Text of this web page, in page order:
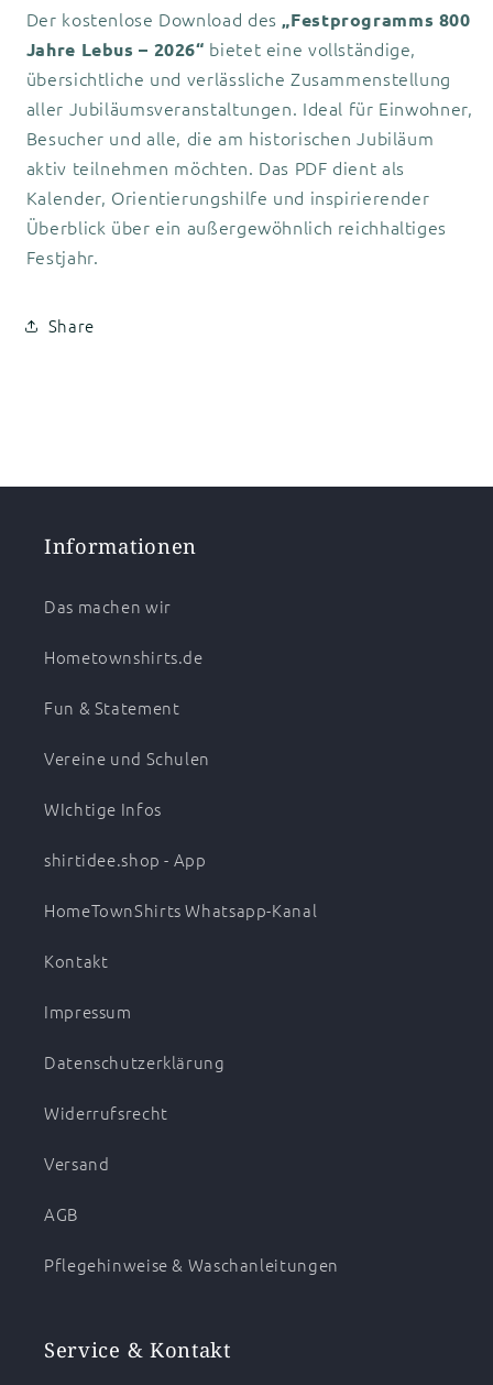
Der kostenlose Download des „Festprogramms 800
Jahre Lebus – 2026“ bietet eine vollständige,
übersichtliche und verlässliche Zusammenstellung
aller Jubiläumsveranstaltungen. Ideal für Einwohner,
Besucher und alle, die am historischen Jubiläum
aktiv teilnehmen möchten. Das PDF dient als
Kalender, Orientierungshilfe und inspirierender
Überblick über ein außergewöhnlich reichhaltiges
Festjahr.
Share
Informationen
Das machen wir
Hometownshirts.de
Fun & Statement
Vereine und Schulen
WIchtige Infos
shirtidee.shop - App
HomeTownShirts Whatsapp-Kanal
Kontakt
Impressum
Datenschutzerklärung
Widerrufsrecht
Versand
AGB
Pflegehinweise & Waschanleitungen
Service & Kontakt